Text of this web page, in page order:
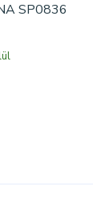
Sole ZONA SP0836